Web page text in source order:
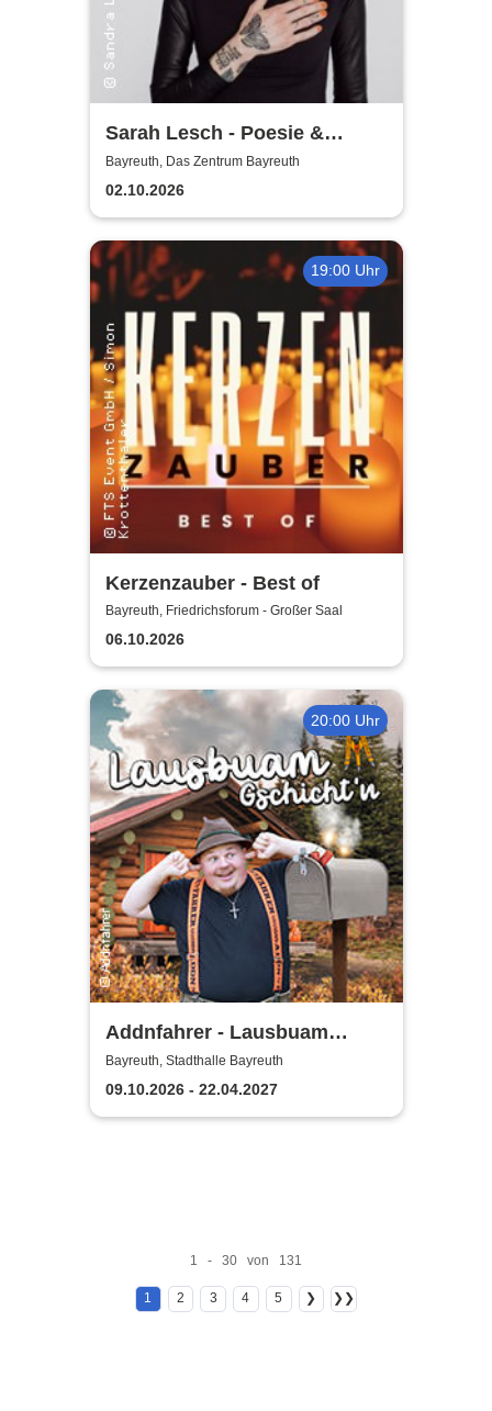
Sarah Lesch - Poesie &
Widerstand Tour
Bayreuth, Das Zentrum Bayreuth
02.10.2026
19:00 Uhr
Kerzenzauber - Best of
Bayreuth, Friedrichsforum - Großer Saal
06.10.2026
20:00 Uhr
Addnfahrer - Lausbuam
Gschicht'n
Bayreuth, Stadthalle Bayreuth
09.10.2026 - 22.04.2027
1 - 30 von 131
1 2 3 4 5 ❯ ❯❯